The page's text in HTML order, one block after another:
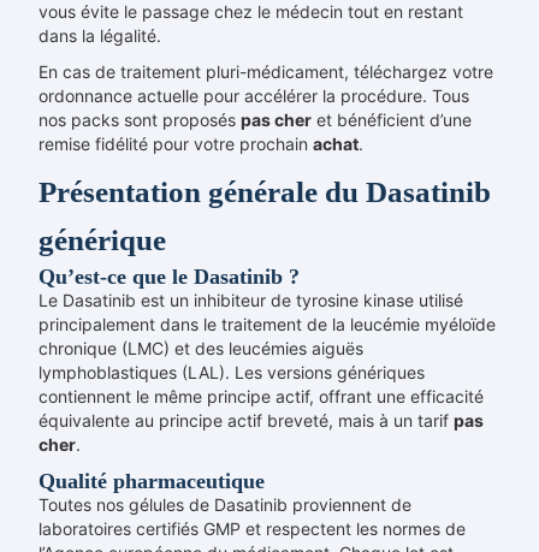
vous évite le passage chez le médecin tout en restant
dans la légalité.
En cas de traitement pluri-médicament, téléchargez votre
ordonnance actuelle pour accélérer la procédure. Tous
nos packs sont proposés pas cher et bénéficient d’une
remise fidélité pour votre prochain achat.
Présentation générale du Dasatinib
générique
Qu’est-ce que le Dasatinib ?
Le Dasatinib est un inhibiteur de tyrosine kinase utilisé
principalement dans le traitement de la leucémie myéloïde
chronique (LMC) et des leucémies aiguës
lymphoblastiques (LAL). Les versions génériques
contiennent le même principe actif, offrant une efficacité
équivalente au principe actif breveté, mais à un tarif pas
cher.
Qualité pharmaceutique
Toutes nos gélules de Dasatinib proviennent de
laboratoires certifiés GMP et respectent les normes de